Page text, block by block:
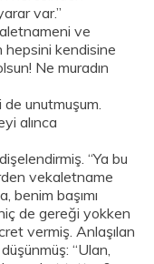
var.”
ve
hepsini kendisine
Ne muradın
de unutmuşum.
alınca
“Ya bu
vekaletname
benim başımı
de gereği yokken
vermiş. Anlaşılan
“Ulan,